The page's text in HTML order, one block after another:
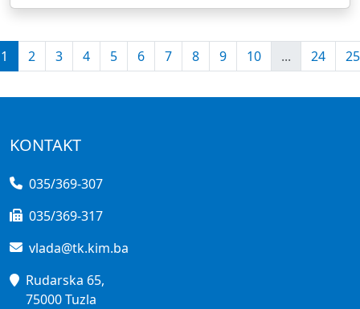
1 2 3 4 5 6 7 8 9 10 ... 24 25
KONTAKT
035/369-307
035/369-317
vlada@tk.kim.ba
Rudarska 65,
75000 Tuzla